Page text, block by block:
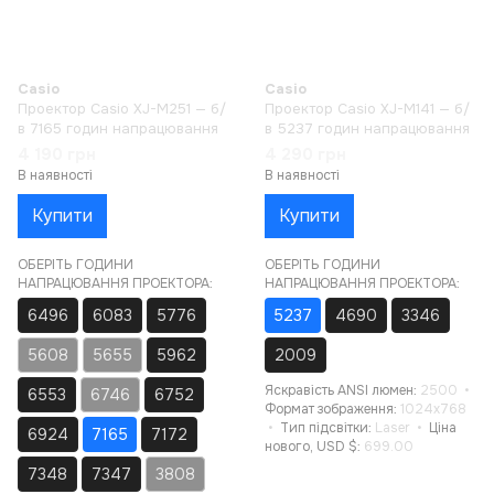
Casio
Проектор Casio XJ-M251 — б/
в 7165 годин напрацювання
В наявності
Купити
ОБЕРІТЬ ГОДИНИ
НАПРАЦЮВАННЯ ПРОЕКТОРА:
6496 6083
5776
5608
5655
5962
6553
6746
6752
6924
7165
7172
7348
7347
3808
Casio
Проектор Casio XJ-M141 — б/
в 5237 годин напрацювання
В наявності
Купити
ОБЕРІТЬ ГОДИНИ
НАПРАЦЮВАННЯ ПРОЕКТОРА:
5237 4690
3346
2009
Яскравість ANSI люмен 2500
Формат зображення 1024x768
Тип підсвітки Laser
Ціна
нового, USD $ 699.00